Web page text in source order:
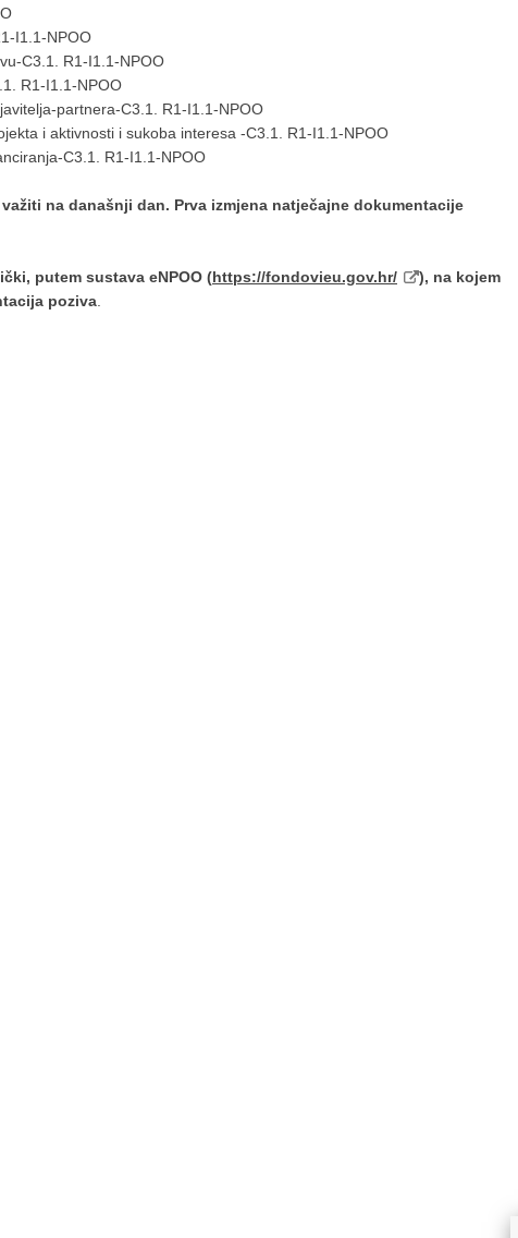
I1.1-NPOO
C3.1. R1-I1.1-NPOO
R1-I1.1-NPOO
partnera-C3.1. R1-I1.1-NPOO
i aktivnosti i sukoba interesa -C3.1. R1-I1.1-NPOO
C3.1. R1-I1.1-NPOO
na današnji dan​. Prva izmjena natječajne dokumentacije
putem sustava eNPOO (https://fondovieu.gov.hr/
), na kojem
poziva